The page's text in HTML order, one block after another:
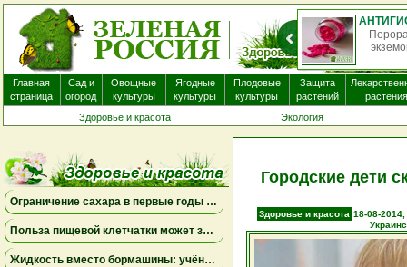
Главная
страница
Сад и
огород
Овощные
культуры
Ягодные
культуры
Плодовые
культуры
Защита
растений
растения
Здоровье и красота
Экология
Ограничение сахара в первые годы жизни может снизить риск болезни Альцгеймера
Польза пищевой клетчатки может зависеть от конкретных бактерий в кишечнике
Жидкость вместо бормашины: учёные подтвердили эффективность нового метода лечения детского кариеса
Городские дети
Здоровье и красота 18-08-